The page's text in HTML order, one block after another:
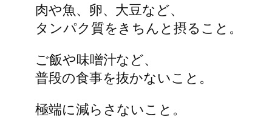
肉や魚、卵、大豆など、
タンパク質をきちんと摂ること。
ご飯や味噌汁など、
普段の食事を抜かないこと。
極端に減らさないこと。